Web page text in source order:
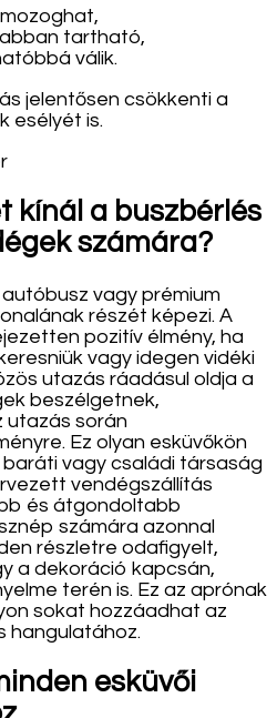
tartható,
válik.
jelentősen csökkenti a
esélyét is.
kínál a buszbérlés
számára?
vagy prémium
részét képezi. A
pozitív élmény, ha
vagy idegen vidéki
utazás ráadásul oldja a
beszélgetnek,
utazás során
Ez olyan esküvőkön
vagy családi társaság
vendégszállítás
és átgondoltabb
számára azonnal
részletre odafigyelt,
a dekoráció kapcsán,
terén is. Ez az aprónak
sokat hozzáadhat az
hangulatához.
esküvői